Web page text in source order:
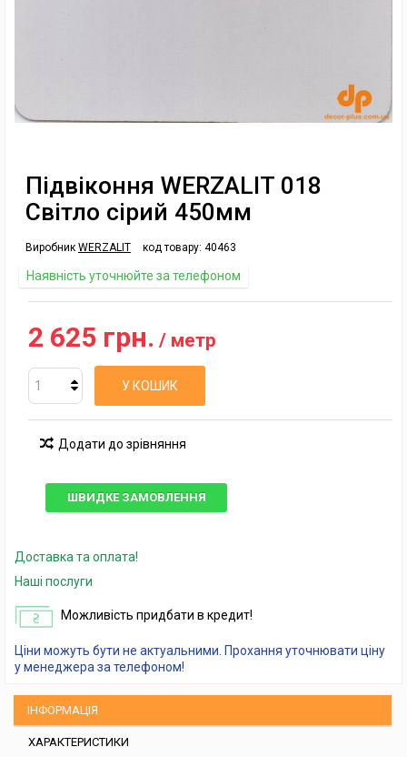
Підвіконня WERZALIT 018
Світло сірий 450мм
Виробник WERZALIT код товару: 40463
Наявність уточнюйте за телефоном
2 625 грн. / метр
У КОШИК
Додати до зрівняння
ШВИДКЕ ЗАМОВЛЕННЯ
Доставка та оплата!
Наші послуги
Можливість придбати в кредит!
Ціни можуть бути не актуальними. Прохання уточнювати ціну
у менеджера за телефоном!
ІНФОРМАЦІЯ
ХАРАКТЕРИСТИКИ